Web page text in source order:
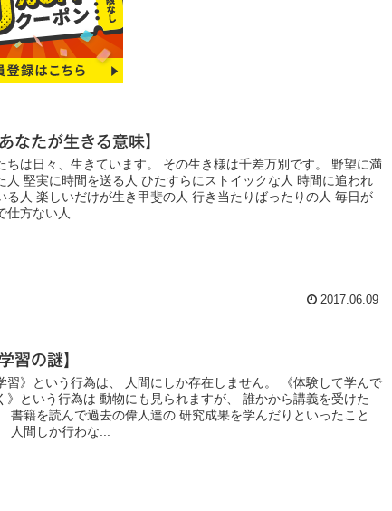
なたが生きる意味】
ちは日々、生きています。 その生き様は千差万別です。 野望に満
人 堅実に時間を送る人 ひたすらにストイックな人 時間に追われ
る人 楽しいだけが生き甲斐の人 行き当たりばったりの人 毎日が
仕方ない人 ...
2017.06.09
習の謎】
習》という行為は、 人間にしか存在しません。 《体験して学んで
》という行為は 動物にも見られますが、 誰かから講義を受けた
書籍を読んで過去の偉人達の 研究成果を学んだりといったこと
人間しか行わな...